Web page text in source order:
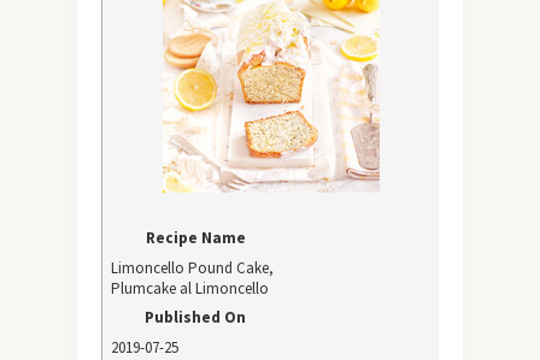
Recipe Name
Limoncello Pound Cake,
Plumcake al Limoncello
Published On
2019-07-25